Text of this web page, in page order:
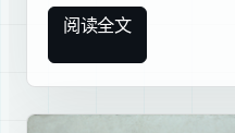
阅读全文